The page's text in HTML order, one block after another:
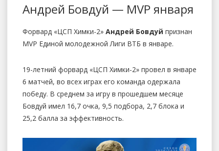
Андрей Бовдуй — MVP января
Форвард «ЦСП Химки-2» Андрей Бовдуй признан
MVP Единой молодежной Лиги ВТБ в январе.
19-летний форвард «ЦСП Химки-2» провел в январе
6 матчей, во всех играх его команда одержала
победу. В среднем за игру в прошедшем месяце
Бовдуй имел 16,7 очка, 9,5 подбора, 2,7 блока и
25,2 балла за эффективность.